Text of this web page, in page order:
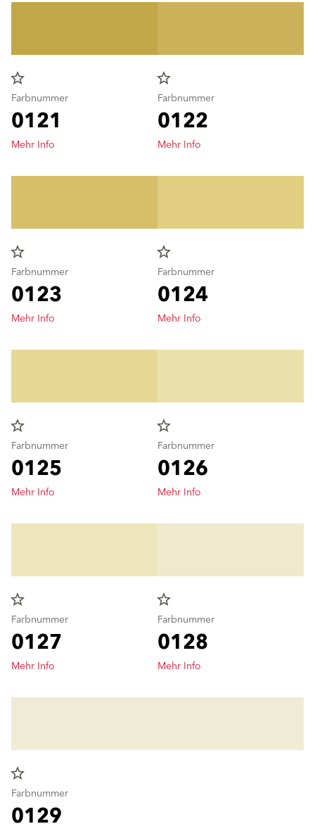
star_border
Farbnummer
0121
Mehr Info
star_border
Farbnummer
0122
Mehr Info
star_border
Farbnummer
0123
Mehr Info
star_border
Farbnummer
0124
Mehr Info
star_border
Farbnummer
0125
Mehr Info
star_border
Farbnummer
0126
Mehr Info
star_border
Farbnummer
0127
Mehr Info
star_border
Farbnummer
0128
Mehr Info
star_border
Farbnummer
0129